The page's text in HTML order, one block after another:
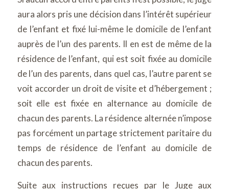
aura alors pris une décision dans l’intérêt supérieur
de l’enfant et fixé lui-même le domicile de l’enfant
auprès de l’un des parents. Il en est de même de la
résidence de l’enfant, qui est soit fixée au domicile
de l’un des parents, dans quel cas, l’autre parent se
voit accorder un droit de visite et d’hébergement ;
soit elle est fixée en alternance au domicile de
chacun des parents. La résidence alternée n’impose
pas forcément un partage strictement paritaire du
temps de résidence de l’enfant au domicile de
chacun des parents.
Suite aux instructions reçues par le Juge aux